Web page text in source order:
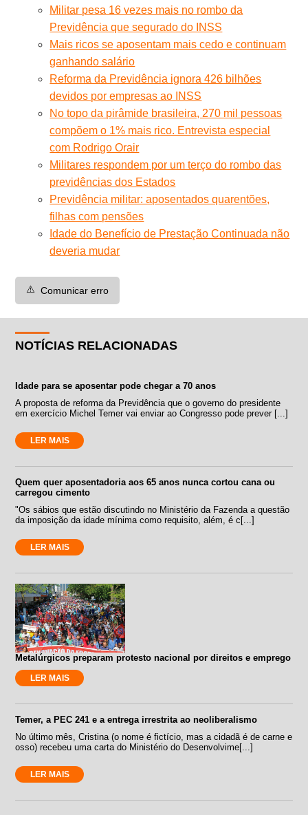
Militar pesa 16 vezes mais no rombo da
Previdência que segurado do INSS
Mais ricos se aposentam mais cedo e continuam
ganhando salário
Reforma da Previdência ignora 426 bilhões
devidos por empresas ao INSS
No topo da pirâmide brasileira, 270 mil pessoas
compõem o 1% mais rico. Entrevista especial
com Rodrigo Orair
Militares respondem por um terço do rombo das
previdências dos Estados
Previdência militar: aposentados quarentões,
filhas com pensões
Idade do Benefício de Prestação Continuada não
deveria mudar
⚠️ Comunicar erro
NOTÍCIAS RELACIONADAS
Idade para se aposentar pode chegar a 70 anos
A proposta de reforma da Previdência que o governo do presidente
em exercício Michel Temer vai enviar ao Congresso pode prever [...]
LER MAIS
Quem quer aposentadoria aos 65 anos nunca cortou cana ou
carregou cimento
"Os sábios que estão discutindo no Ministério da Fazenda a questão
da imposição da idade mínima como requisito, além, é c[...]
LER MAIS
Metalúrgicos preparam protesto nacional por direitos e emprego
LER MAIS
Temer, a PEC 241 e a entrega irrestrita ao neoliberalismo
No último mês, Cristina (o nome é fictício, mas a cidadã é de carne e
osso) recebeu uma carta do Ministério do Desenvolvime[...]
LER MAIS